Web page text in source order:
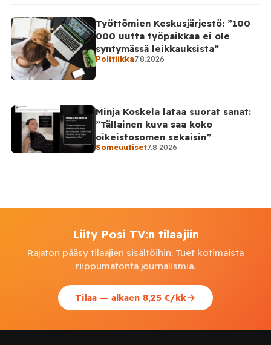
Työttömien Keskusjärjestö: ”100
000 uutta työpaikkaa ei ole
syntymässä leikkauksista”
Politiikka7.8.2026
Minja Koskela lataa suorat sanat:
”Tällainen kuva saa koko
oikeistosomen sekaisin”
Someuutiset7.8.2026
Liity Posi TV:n tilaajiin
Rajaton pääsy tilaajien sisältöihin. Tuet kotimaista
riippumatonta journalismia.
Tilaa — alkaen 8,25 €/kk